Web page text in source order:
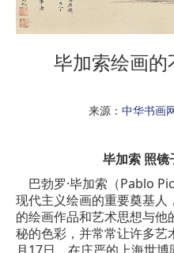
毕加索绘画的
来源： 中华书画
毕加索 照镜
巴勃罗·毕加索（Pablo
现代主义绘画的重要奠基人
的绘画作品和艺术思想与
秘的色彩，并常常让许多